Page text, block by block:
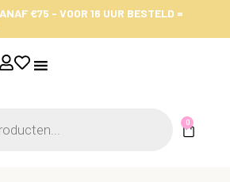
€75 - VOOR 16 UUR BESTELD =
0